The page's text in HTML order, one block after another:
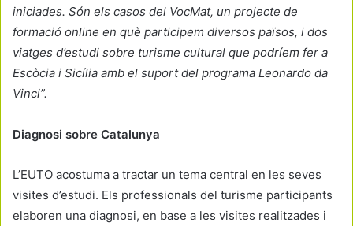
iniciades. Són els casos del VocMat, un projecte de
formació online en què participem diversos països, i dos
viatges d’estudi sobre turisme cultural que podríem fer a
Escòcia i Sicília amb el suport del programa Leonardo da
Vinci”.
Diagnosi sobre Catalunya
L’EUTO acostuma a tractar un tema central en les seves
visites d’estudi. Els professionals del turisme participants
elaboren una diagnosi, en base a les visites realitzades i